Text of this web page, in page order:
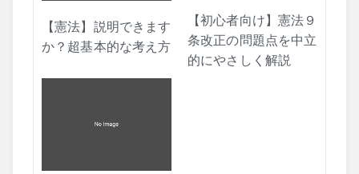
【憲法】説明できます
か？超基本的な考え方
【初心者向け】憲法９
条改正の問題点を中立
的にやさしく解説